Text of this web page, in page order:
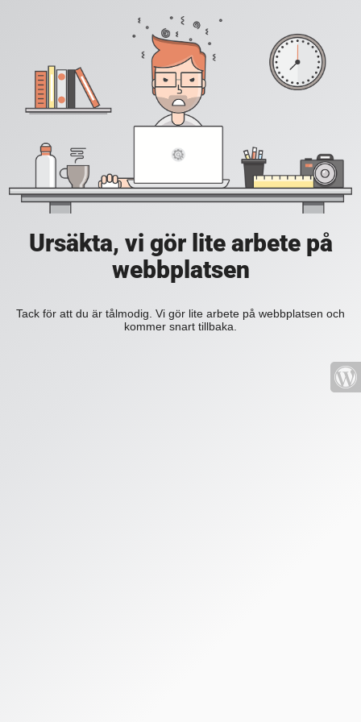
Ursäkta, vi gör lite arbete på
webbplatsen
Tack för att du är tålmodig. Vi gör lite arbete på webbplatsen och
kommer snart tillbaka.